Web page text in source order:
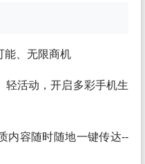
能、无限商机
轻活动，开启多彩手机生
内容随时随地一键传达--